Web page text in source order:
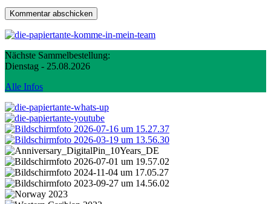
Nächste Sammelbestellung:
Dienstag - 25.08.2026
Alle Infos